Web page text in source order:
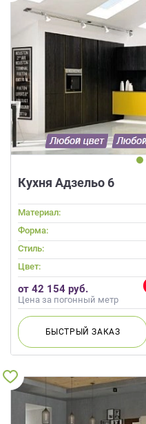
Кухня Адзельо 6
Материал:
Форма:
Стиль:
Цвет:
от 42 154 руб.
Цена за погонный метр
БЫСТРЫЙЗАКАЗ